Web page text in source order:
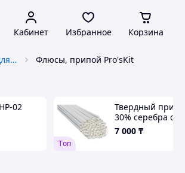
Кабинет Избранное Корзина
Материалы и комплектующие для сварки и пайки Флюсы, припой Pro'sKit
02
Tоп
Твердный
30% серебра с
флюсом Felder
7 000 ₸